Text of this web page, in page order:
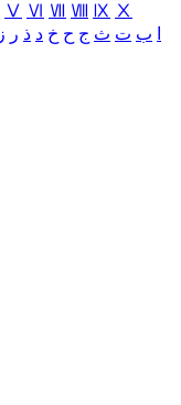
Ⅴ Ⅵ Ⅶ Ⅷ Ⅸ Ⅹ
ب ت ث ج ح خ د ذ ر ز